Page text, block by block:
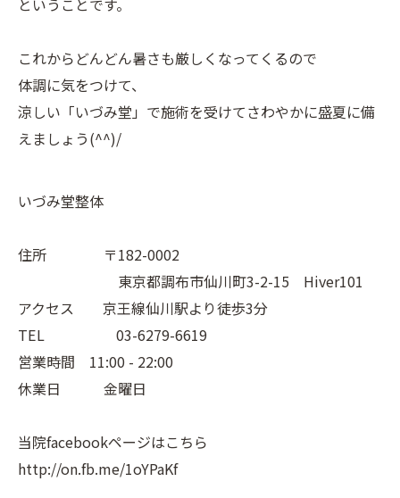
ということです。
これからどんどん暑さも厳しくなってくるので
体調に気をつけて、
涼しい「いづみ堂」で施術を受けてさわやかに盛夏に備
えましょう(^^)/
いづみ堂整体
住所 〒182-0002
東京都調布市仙川町3-2-15 Hiver101
アクセス 京王線仙川駅より徒歩3分
TEL 03-6279-6619
営業時間 11:00 - 22:00
休業日 金曜日
当院facebookページはこちら
http://on.fb.me/1oYPaKf